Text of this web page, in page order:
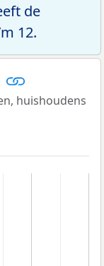
de
12.
huishoudens